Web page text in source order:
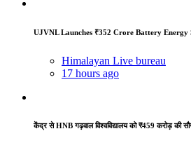
UJVNL Launches ₹352 Crore Battery
Himalayan Live bureau
17 hours ago
केंद्र से HNB गढ़वाल विश्वविद्यालय को ₹459 करोड़ की